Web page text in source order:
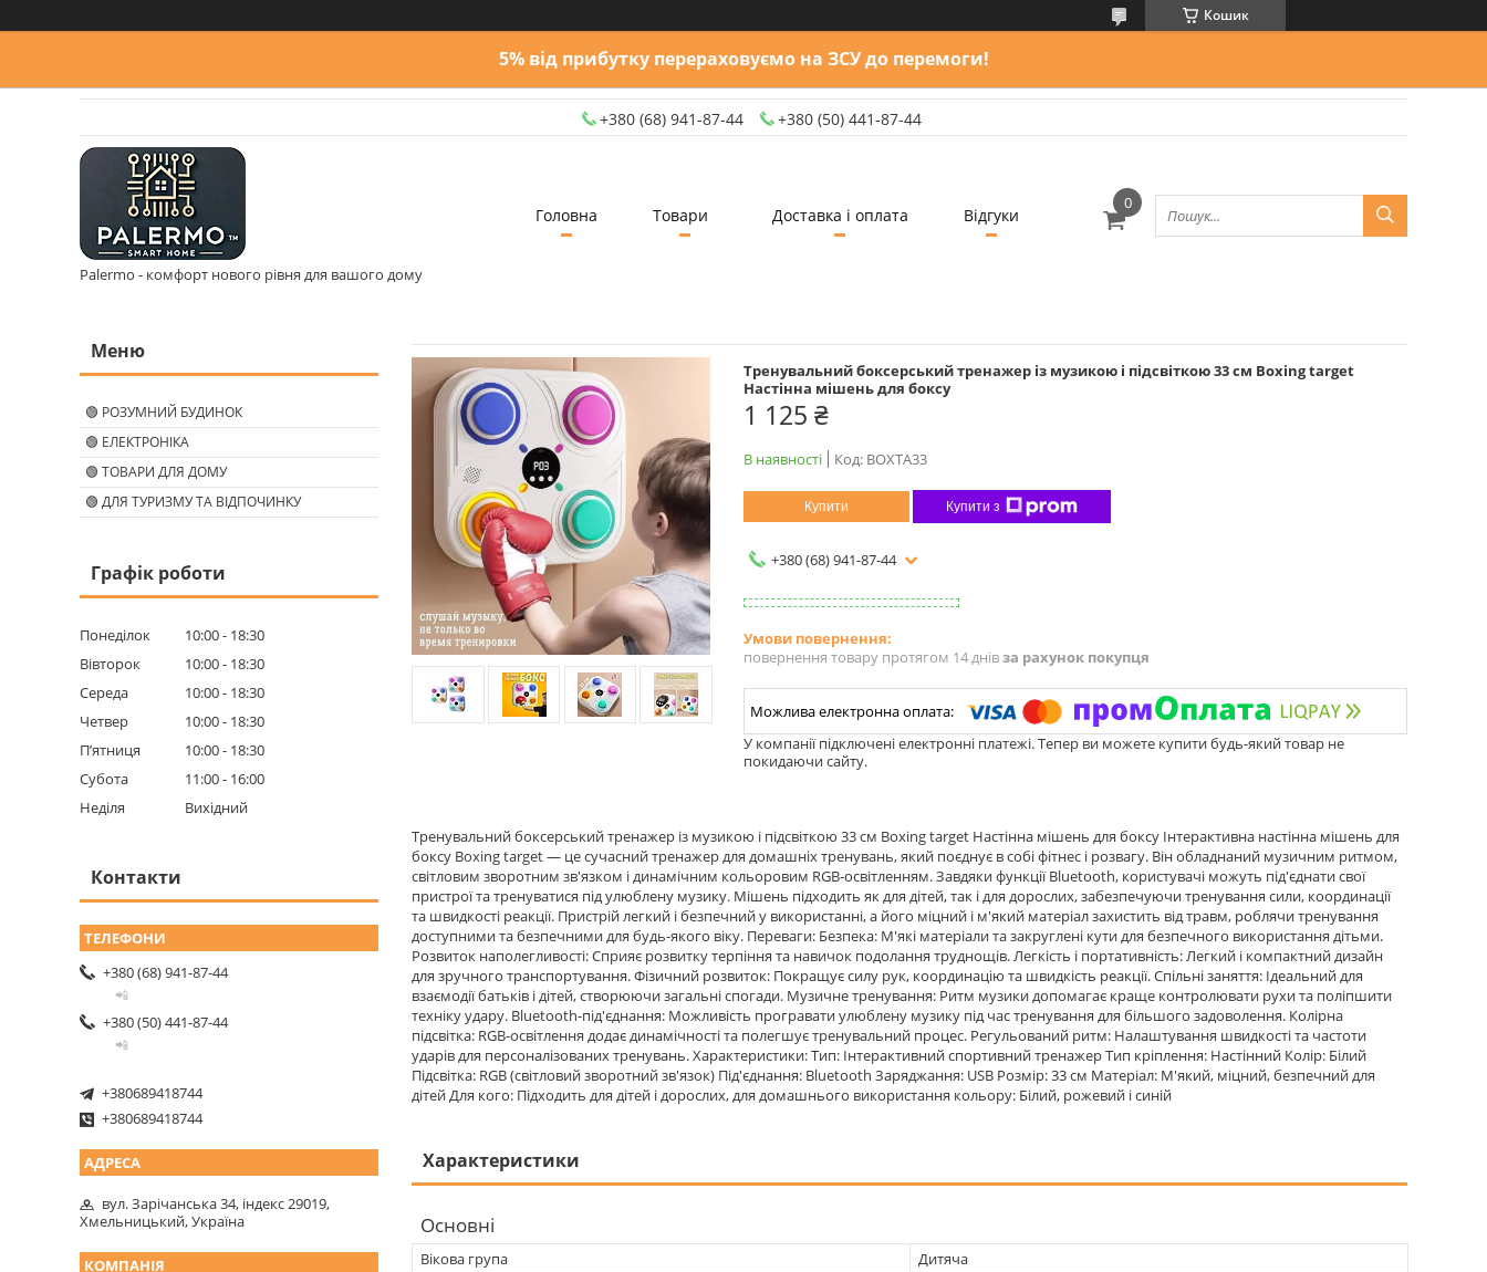
Кошик
5% від прибутку перераховуємо на ЗСУ до перемоги!
+380 (68) 941-87-44 +380 (50) 441-87-44
Palermo - комфорт нового рівня для вашого дому
Головна Товари Доставка і оплата Відгуки
Тренувальний боксерський тренажер із музикою і підсвіткою 33 см Boxing target
Настінна мішень для боксу
1 125 ₴
В наявності Код: BOXTA33
Купити Купити з
+380 (68) 941-87-44
повернення товару протягом 14 днівза рахунок покупця
У компанії підключені електронні платежі. Тепер ви можете купити будь-який товар не
покидаючи сайту.
Тренувальний боксерський тренажер із музикою і підсвіткою 33 см Boxing target Настінна мішень для боксу Інтерактивна настінна мішень для
боксу Boxing target — це сучасний тренажер для домашніх тренувань, який поєднує в собі фітнес і розвагу. Він обладнаний музичним ритмом,
світловим зворотним зв'язком і динамічним кольоровим RGB-освітленням. Завдяки функції Bluetooth, користувачі можуть під'єднати свої
пристрої та тренуватися під улюблену музику. Мішень підходить як для дітей, так і для дорослих, забезпечуючи тренування сили, координації
та швидкості реакції. Пристрій легкий і безпечний у використанні, а його міцний і м'який матеріал захистить від травм, роблячи тренування
доступними та безпечними для будь-якого віку. Переваги: Безпека: М'які матеріали та закруглені кути для безпечного використання дітьми.
Розвиток наполегливості: Сприяє розвитку терпіння та навичок подолання труднощів. Легкість і портативність: Легкий і компактний дизайн
для зручного транспортування. Фізичний розвиток: Покращує силу рук, координацію та швидкість реакції. Спільні заняття: Ідеальний для
взаємодії батьків і дітей, створюючи загальні спогади. Музичне тренування: Ритм музики допомагає краще контролювати рухи та поліпшити
техніку удару. Bluetooth-під'єднання: Можливість програвати улюблену музику під час тренування для більшого задоволення. Колірна
підсвітка: RGB-освітлення додає динамічності та полегшує тренувальний процес. Регульований ритм: Налаштування швидкості та частоти
ударів для персоналізованих тренувань. Характеристики: Тип: Інтерактивний спортивний тренажер Тип кріплення: Настінний Колір: Білий
Підсвітка: RGB (світловий зворотний зв'язок) Під'єднання: Bluetooth Заряджання: USB Розмір: 33 см Матеріал: М'який, міцний, безпечний для
дітей Для кого: Підходить для дітей і дорослих, для домашнього використання кольору: Білий, рожевий і синій
Характеристики
Основні
Вікова група
Дитяча
🟢 РОЗУМНИЙ БУДИНОК
🟢 ЕЛЕКТРОНІКА
🟢 ТОВАРИ ДЛЯ ДОМУ
🟢 ДЛЯ ТУРИЗМУ ТА ВІДПОЧИНКУ
Графік роботи
Понеділок 10:00
18:30
Вівторок
10:00
18:30
Середа
10:00
18:30
Четвер
10:00
18:30
Пʼятниця
10:00
18:30
Субота
11:00
16:00
Неділя
Вихідний
Контакти
+380 (68) 941-87-44
📲
+380 (50) 441-87-44
📲
+380689418744
+380689418744
вул. Зарічанська 34, індекс 29019,
Хмельницький, Україна